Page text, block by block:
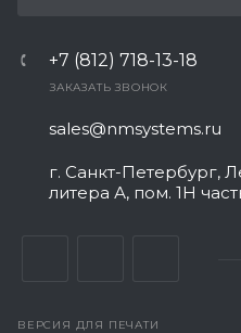
+7 (812) 718-13-18
ЗАКАЗАТЬ ЗВОНОК
sales@nmsystems.ru
г. Санкт-Петербург,
литера А, пом. 1Н
ВЕРСИЯ ДЛЯ ПЕЧАТИ